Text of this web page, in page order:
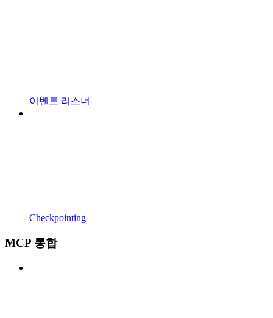
이벤트 리스너
Checkpointing
MCP 통합